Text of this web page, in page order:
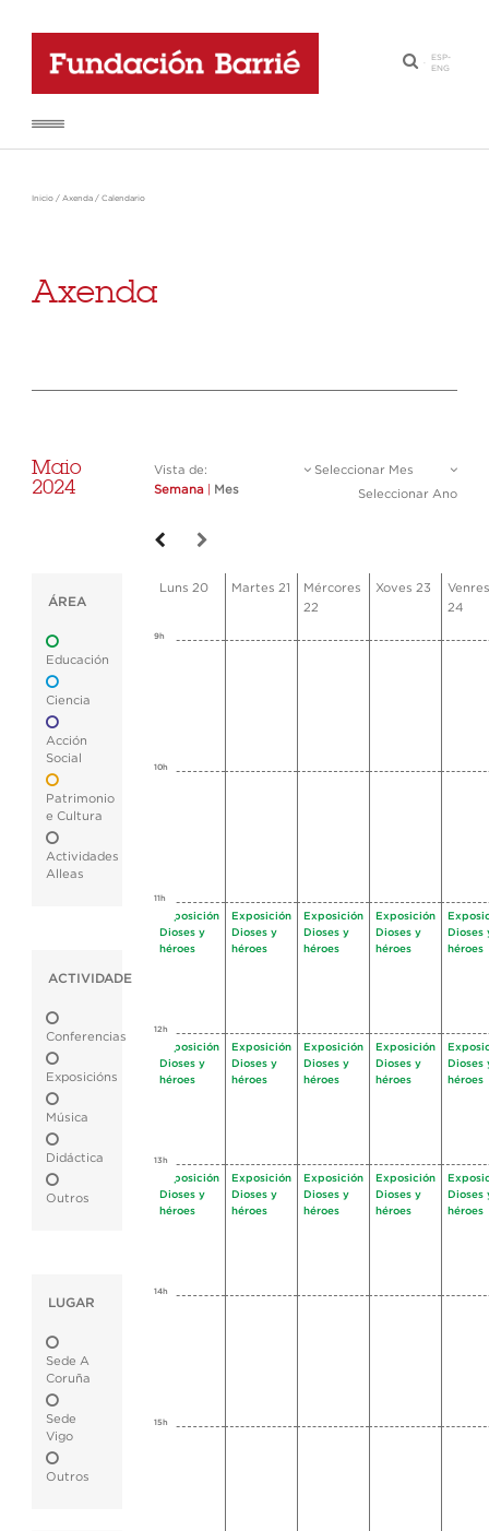
·
ESP-
ENG
Inicio / Axenda / Calendario
Axenda
Maio
2024
Vista de:
Semana
Mes
Seleccionar Mes
Seleccionar Ano
ÁREA
Educación
Ciencia
Acción
Social
Patrimonio
e Cultura
Actividades
Alleas
ACTIVIDADE
Conferencias
Exposicións
Música
Didáctica
Outros
LUGAR
Sede A
Coruña
Sede
Vigo
Outros
Luns 20 Martes 21
Mércores
22
Xoves 23
Venres
24
9h
10h
11h
Exposición
Dioses y
héroes
Exposición
Dioses y
héroes
Exposición
Dioses y
héroes
Exposición
Dioses y
héroes
Dioses
héroes
12h
Exposición
Dioses y
héroes
Exposición
Dioses y
héroes
Exposición
Dioses y
héroes
Exposición
Dioses y
héroes
Dioses
héroes
13h
Exposición
Dioses y
héroes
Exposición
Dioses y
héroes
Exposición
Dioses y
héroes
Exposición
Dioses y
héroes
Dioses
héroes
14h
15h